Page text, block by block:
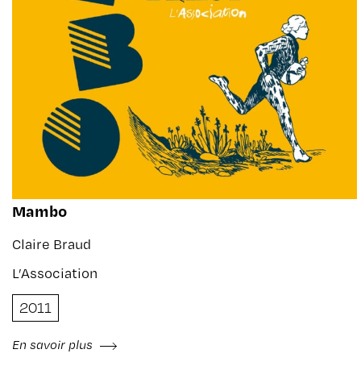
Mambo
Claire Braud
L’Association
2011
En savoir plus